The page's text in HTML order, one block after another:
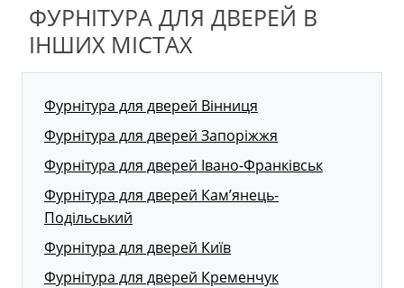
ФУРНІТУРА ДЛЯ ДВЕРЕЙ В
ІНШИХ МІСТАХ
Фурнітура для дверей Вінниця
Фурнітура для дверей Запоріжжя
Фурнітура для дверей Івано-Франківськ
Фурнітура для дверей Кам’янець-
Подільський
Фурнітура для дверей Київ
Фурнітура для дверей Кременчук